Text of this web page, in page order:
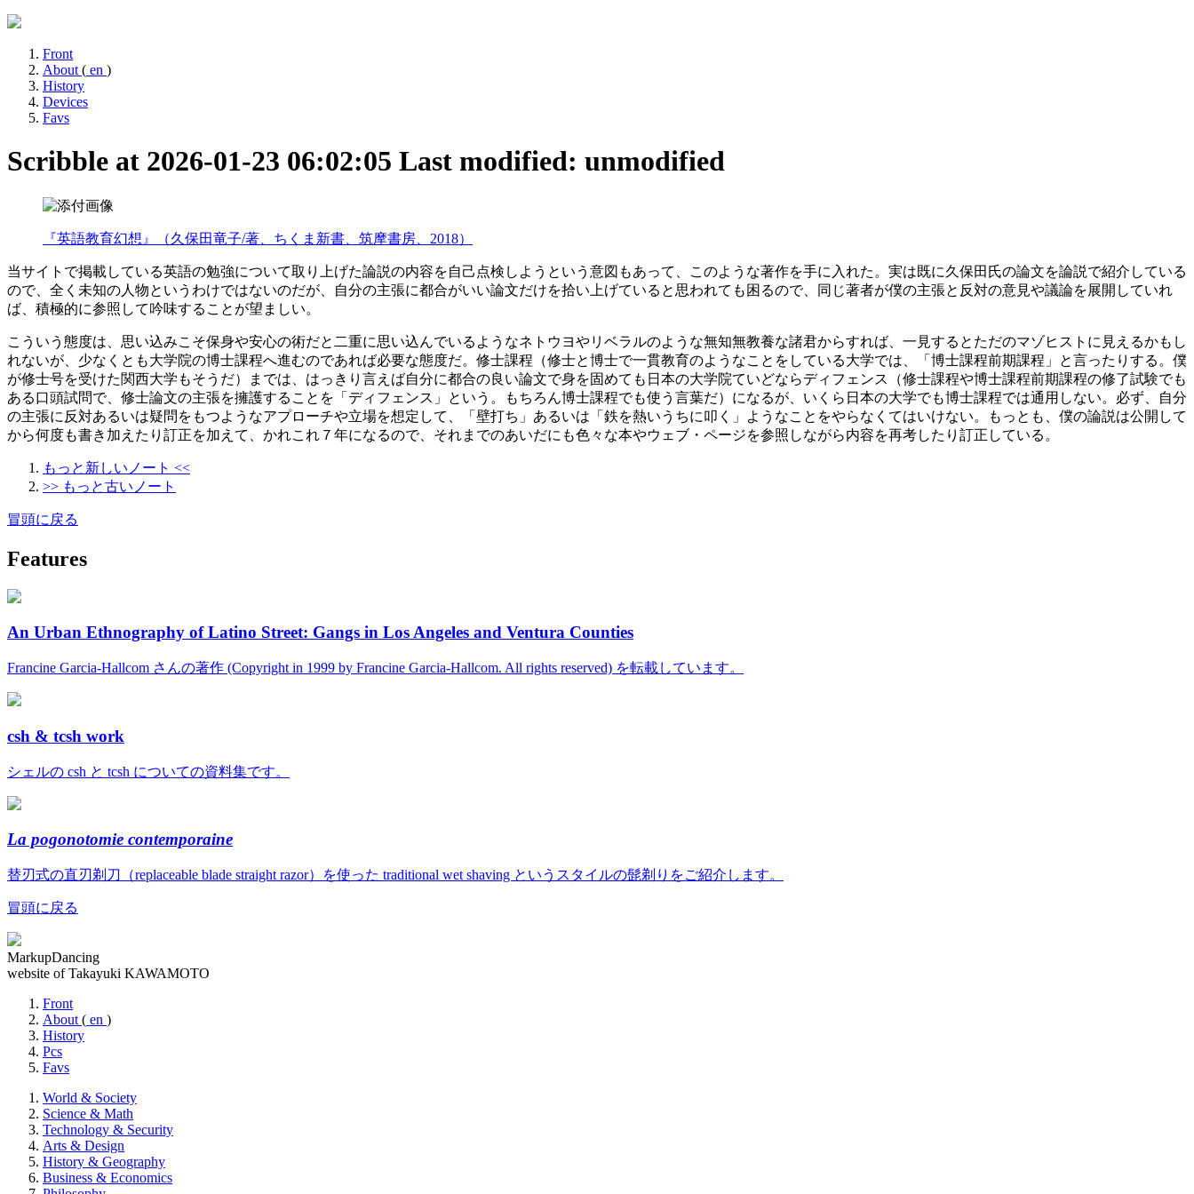
Front
About ( en )
History
Devices
Favs
Scribble at 2026-01-23 06:02:05 Last modified: unmodified
『英語教育幻想』（久保田竜子/著、ちくま新書、筑摩書房、2018）
当サイトで掲載している英語の勉強について取り上げた論説の内容を自己点検しようという意図もあって、このような著作を手に入れた。実は既に久保田氏の論文を論説で紹介している
ので、全く未知の人物というわけではないのだが、自分の主張に都合がいい論文だけを拾い上げていると思われても困るので、同じ著者が僕の主張と反対の意見や議論を展開していれ
ば、積極的に参照して吟味することが望ましい。
こういう態度は、思い込みこそ保身や安心の術だと二重に思い込んでいるようなネトウヨやリベラルのような無知無教養な諸君からすれば、一見するとただのマゾヒストに見えるかもし
れないが、少なくとも大学院の博士課程へ進むのであれば必要な態度だ。修士課程（修士と博士で一貫教育のようなことをしている大学では、「博士課程前期課程」と言ったりする。僕
が修士号を受けた関西大学もそうだ）までは、はっきり言えば自分に都合の良い論文で身を固めても日本の大学院ていどならディフェンス（修士課程や博士課程前期課程の修了試験でも
ある口頭試問で、修士論文の主張を擁護することを「ディフェンス」という。もちろん博士課程でも使う言葉だ）になるが、いくら日本の大学でも博士課程では通用しない。必ず、自分
の主張に反対あるいは疑問をもつようなアプローチや立場を想定して、「壁打ち」あるいは「鉄を熱いうちに叩く」ようなことをやらなくてはいけない。もっとも、僕の論説は公開して
から何度も書き加えたり訂正を加えて、かれこれ７年になるので、それまでのあいだにも色々な本やウェブ・ページを参照しながら内容を再考したり訂正している。
もっと新しいノート <<
>> もっと古いノート
冒頭に戻る
Features
An Urban Ethnography of Latino Street: Gangs in Los Angeles and Ventura Counties
Francine Garcia-Hallcom さんの著作 (Copyright in 1999 by Francine Garcia-Hallcom. All rights reserved) を転載しています。
csh & tcsh work
シェルの csh と tcsh についての資料集です。
La pogonotomie contemporaine
替刃式の直刃剃刀（replaceable blade straight razor）を使った traditional wet shaving というスタイルの髭剃りをご紹介します。
冒頭に戻る
MarkupDancing
website of Takayuki KAWAMOTO
Front
About ( en )
History
Pcs
Favs
World & Society
Science & Math
Technology & Security
Arts & Design
History & Geography
Business & Economics